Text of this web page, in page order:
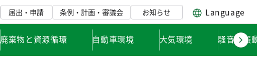
届出・申請 条例・計画・審議会 お知らせ Language
廃棄物と資源循環 自動車環境 大気環境 騒音・振